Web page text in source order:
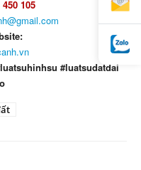
450 105
#luatsudatdai